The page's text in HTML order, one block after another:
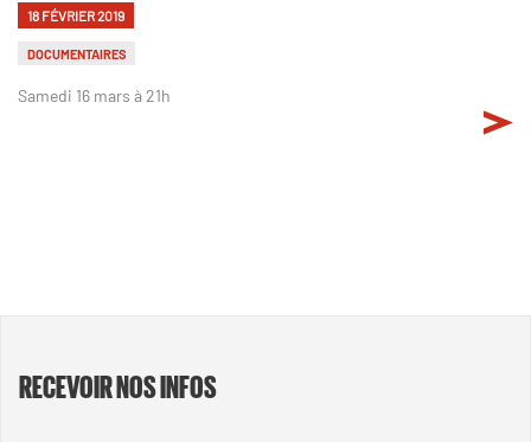
18 FÉVRIER 2019
DOCUMENTAIRES
Samedi 16 mars à 21h
RECEVOIR NOS INFOS